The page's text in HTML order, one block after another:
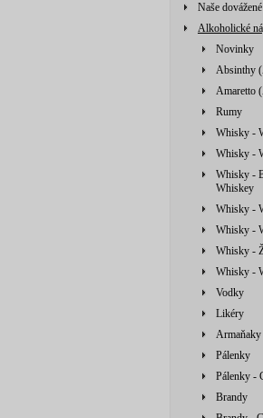
Naše
Alkoholické
Novinky
Absinthy
Amaretto
Rumy
Whisky -
Whisky -
Whisky -
Whiskey
Whisky -
Whisky -
Whisky -
Whisky -
Vodky
Likéry
Armaňaky
Pálenky
Pálenky -
Brandy